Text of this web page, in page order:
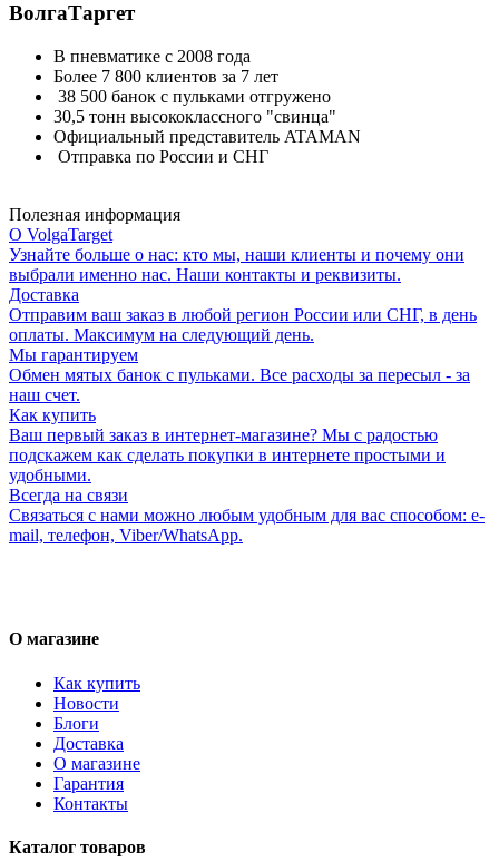
ВолгаТаргет
В пневматике с 2008 года
Более 7 800 клиентов за 7 лет
38 500 банок с пульками отгружено
30,5 тонн высококлассного "свинца"
Официальный представитель ATAMAN
Отправка по России и СНГ
Полезная информация
О VolgaTarget
Узнайте больше о нас: кто мы, наши клиенты и почему они
выбрали именно нас. Наши контакты и реквизиты.
Доставка
Отправим ваш заказ в любой регион России или СНГ, в день
оплаты. Максимум на следующий день.
Мы гарантируем
Обмен мятых банок с пульками. Все расходы за пересыл - за
наш счет.
Как купить
Ваш первый заказ в интернет-магазине? Мы с радостью
подскажем как сделать покупки в интернете простыми и
удобными.
Всегда на связи
Связаться с нами можно любым удобным для вас способом: e-
mail, телефон, Viber/WhatsApp.
О магазине
Как купить
Новости
Блоги
Доставка
О магазине
Гарантия
Контакты
Каталог товаров